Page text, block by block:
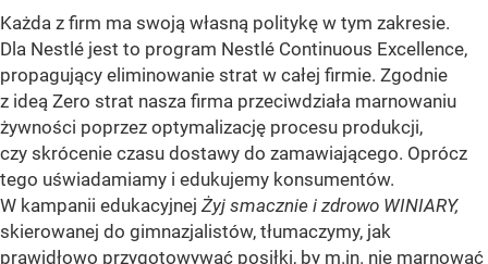
Każda z firm ma swoją własną politykę w tym zakresie.
Dla Nestlé jest to program Nestlé Continuous Excellence,
propagujący eliminowanie strat w całej firmie. Zgodnie
z ideą Zero strat nasza firma przeciwdziała marnowaniu
żywności poprzez optymalizację procesu produkcji,
czy skrócenie czasu dostawy do zamawiającego. Oprócz
tego uświadamiamy i edukujemy konsumentów.
W kampanii edukacyjnej Żyj smacznie i zdrowo WINIARY,
skierowanej do gimnazjalistów, tłumaczymy, jak
prawidłowo przygotowywać posiłki, by m.in. nie marnować